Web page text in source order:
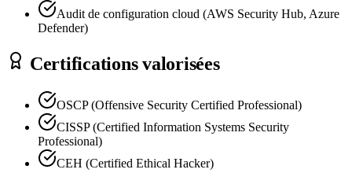
Audit de configuration cloud (AWS Security Hub, Azure
Defender)
Certifications valorisées
OSCP (Offensive Security Certified Professional)
CISSP (Certified Information Systems Security
Professional)
CEH (Certified Ethical Hacker)